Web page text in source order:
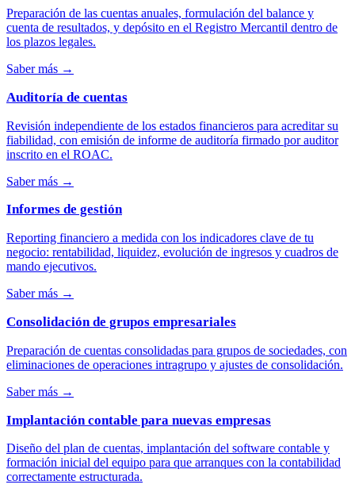
Preparación de las cuentas anuales, formulación del balance y
cuenta de resultados, y depósito en el Registro Mercantil dentro de
los plazos legales.
Saber más →
Auditoría de cuentas
Revisión independiente de los estados financieros para acreditar su
fiabilidad, con emisión de informe de auditoría firmado por auditor
inscrito en el ROAC.
Saber más →
Informes de gestión
Reporting financiero a medida con los indicadores clave de tu
negocio: rentabilidad, liquidez, evolución de ingresos y cuadros de
mando ejecutivos.
Saber más →
Consolidación de grupos empresariales
Preparación de cuentas consolidadas para grupos de sociedades, con
eliminaciones de operaciones intragrupo y ajustes de consolidación.
Saber más →
Implantación contable para nuevas empresas
Diseño del plan de cuentas, implantación del software contable y
formación inicial del equipo para que arranques con la contabilidad
correctamente estructurada.